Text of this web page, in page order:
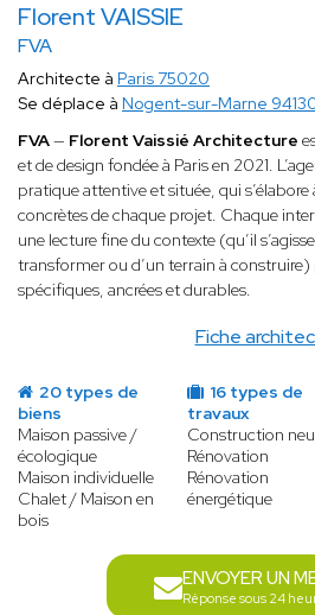
Florent VAISSIE
FVA
Fiche
Architecte à Paris 75020
Se déplace à Nogent-sur-Marne
FVA— Florent Vaissié Architecture
et de design fondée à Paris en 2021.
pratique attentive et située, qui
concrètes de chaque projet. Chaque
une lecture fine du contexte (qu’il
transformer ou d’un terrain à
spécifiques, ancrées et durables.
20 types de
biens
Maison passive /
écologique
Maison individuelle
Chalet / Maison en
bois
16 types de
travaux
Construction
Rénovation
Rénovation
énergétique
ENVOYER UN
Réponse sous 24